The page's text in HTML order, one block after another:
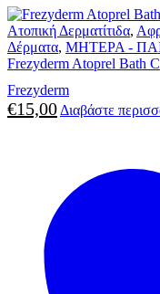
Ατοπική Δερματίτιδα,
Δέρματα, ΜΗΤΕΡΑ -
Frezyderm Atoprel Bath
Frezyderm
€15,00Διαβάστε